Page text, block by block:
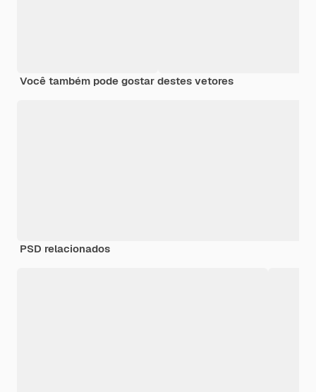
Você também pode gostar destes vetores
PSD relacionados